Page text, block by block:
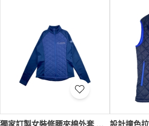
獨家訂製女裝修腰夾棉外套 時尚設計繡花LOGO 菱形格格子夾棉羽絨 馬術運動員 夾棉外套供應商 馬術比賽 澳大利亞 100%滌 J1004